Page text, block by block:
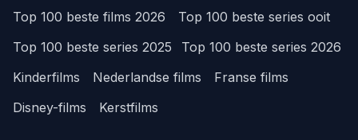
Top 100 beste films 2026
Top 100 beste series ooit
Top 100 beste series 2025
Top 100 beste series 2026
Kinderfilms
Nederlandse films
Franse films
Disney-films
Kerstfilms